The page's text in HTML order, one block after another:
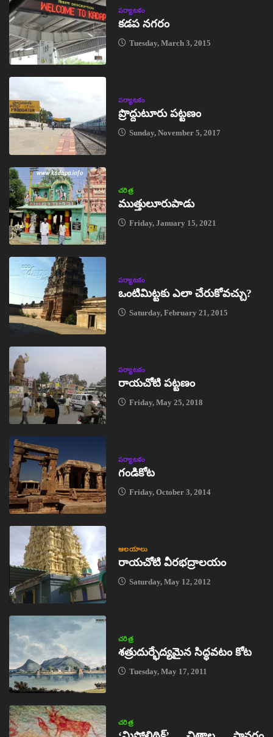
పర్యాటకం
కడప నగరం
Tuesday, March 3, 2015
పర్యాటకం
ప్రొద్దుటూరు పట్టణం
Sunday, November 5, 2017
చరిత్ర
ముత్తులూరుపాడు
Friday, January 15, 2021
పర్యాటకం
ఒంటిమిట్టకు ఎలా చేరుకోవచ్చు?
Saturday, February 21, 2015
పర్యాటకం
రాయచోటి పట్టణం
Friday, May 25, 2018
పర్యాటకం
గండికోట
Friday, October 3, 2014
ఆలయాలు
రాయచోటి వీరభద్రాలయం
Saturday, May 12, 2012
చరిత్ర
శత్రుదుర్భేద్యమైన సిద్ధవటం కోట
Tuesday, May 17, 2011
చరిత్ర